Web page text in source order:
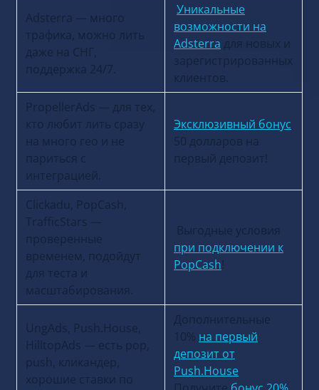
Adsterra — много
трафика, можно лить
даже на СНГ,
поддержка 24/7.
Уникальные
возможности на
Adsterra для новых и
зарегистрированных
клиентов.
PropellerAds — для тех,
кто любит лить сразу
на много гео и не
париться с
интеграцией.
Эксклюзивный бонус
50 долларов на
первый депозит!
Clickadu, PopCash,
TrafficStars —
проверенные
временем, подойдут
для теста и
масштабирования.
Выгодные условия
при подключении к
PopCash!
UngAds, Push.House,
HilltopAds — есть pop,
push, кликандер,
хорошие ставки по
Дополнительные
10% на первый
депозит от
Push.House